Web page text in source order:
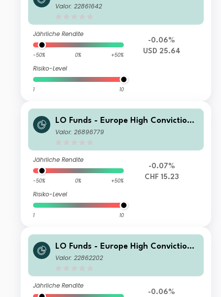
Syst. Hdg (USD) PA
Valor: 22861642
Jährliche Rendite
-50% 0% +50%
Risiko-Level
1 10
-0.06%
USD 25.64
LO Funds - Europe High Conviction
Syst. Hdg (CHF) PA
Valor: 26896779
Jährliche Rendite
-50% 0% +50%
Risiko-Level
1 10
-0.07%
CHF 15.23
LO Funds - Europe High Conviction
Syst. Hdg (USD) MA
Valor: 22862202
Jährliche Rendite
-0.06%